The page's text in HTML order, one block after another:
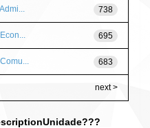
738
695
683
next >